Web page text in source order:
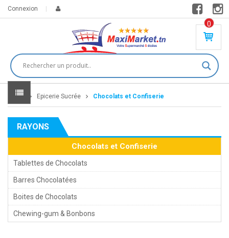
Connexion
0
PR
DU
IT(
S)
DT
Home Epicerie Sucrée Chocolats et Confiserie
RAYONS
Chocolats et Confiserie
Tablettes de Chocolats
Barres Chocolatées
Boites de Chocolats
Chewing-gum & Bonbons